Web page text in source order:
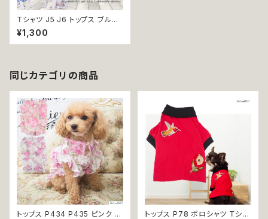
Ｔシャツ J5 J6 トップス ブルー
ホワイト ラグランスリーブ アシ
ンメトリー ボーダー カジュアル
上品 ドッグウェア dog 犬 猫 ペ
品交換不可
¥1,300
同じカテゴリの商品
トップス P434 P435 ピンク ホ
トップス P78 ポロシャツ Ｔシャ